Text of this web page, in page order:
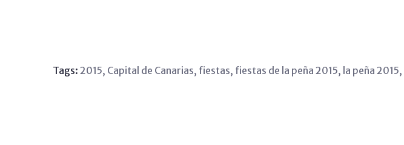
Tags: 2015, Capital de Canarias, fiestas, fiestas de la peña 2015, la peña 2015,